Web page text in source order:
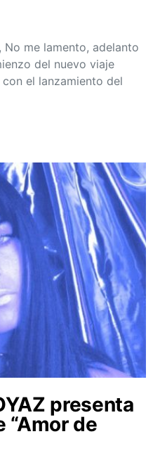
No me lamento, adelanto
del nuevo viaje
el lanzamiento del
presenta
“Amor de